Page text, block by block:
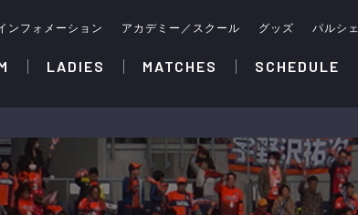
ンフォメーション アカデミー／スクール グッズ パルシェ
LADIES MATCHES SCHEDULE